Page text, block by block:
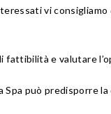
vi
e valutare
può predisporre